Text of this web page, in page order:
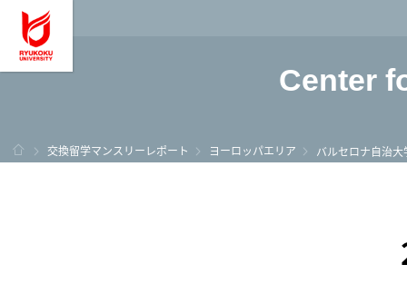
Center
ホーム
交換留学マンスリーレポート ヨーロッパエリア バルセロナ自治大